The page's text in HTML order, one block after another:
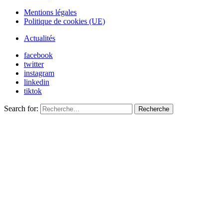
Mentions légales
Politique de cookies (UE)
Actualités
facebook
twitter
instagram
linkedin
tiktok
Search for: Recherche